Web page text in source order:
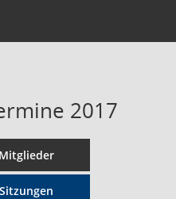
2017
Mitglieder
Sitzungen